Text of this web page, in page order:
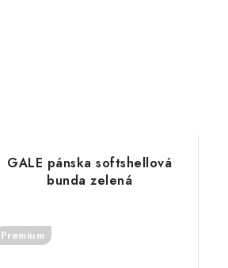
GALE pánska softshellová
bunda zelená
Premium